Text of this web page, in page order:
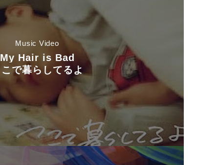
Music Video
My Hair is Bad
で暮らしてるよ